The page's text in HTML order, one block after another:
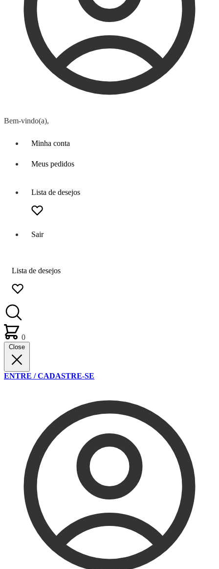
Bem-vindo(a),
Minha conta
Meus pedidos
Lista de desejos
Sair
Lista de desejos
0
Close
ENTRE / CADASTRE-SE